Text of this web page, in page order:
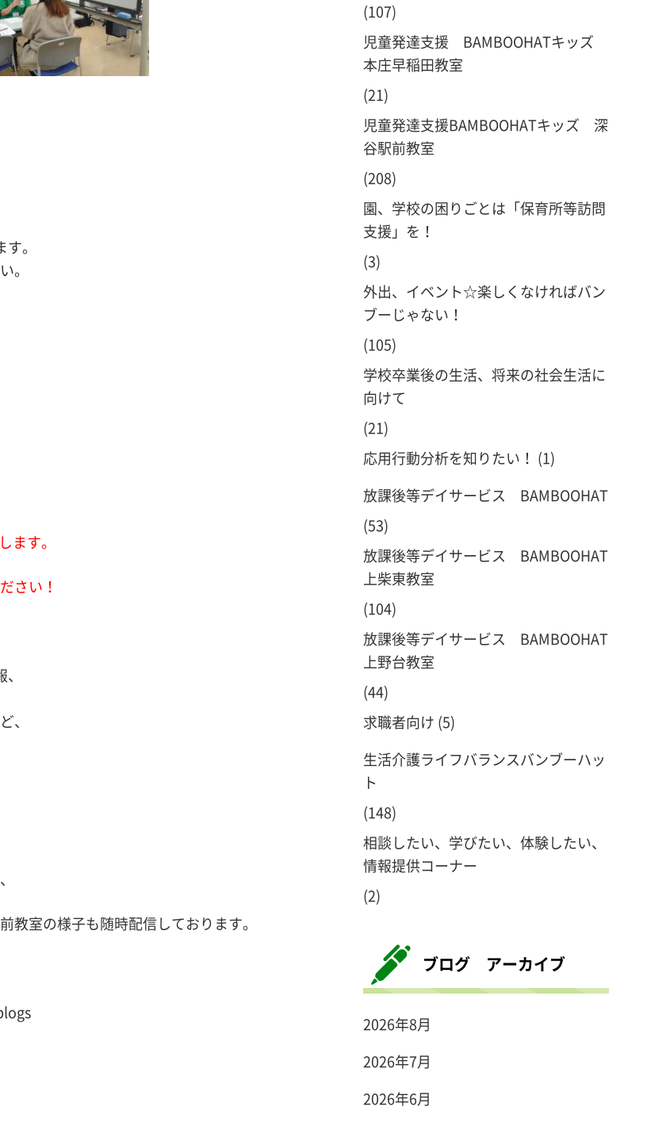
。
。
ます。
さい！
、
室の様子も随時配信しております。
(107)
児童発達支援 BAMBOOHATキッズ
本庄早稲田教室
(21)
児童発達支援BAMBOOHATキッズ 深
谷駅前教室
(208)
園、学校の困りごとは「保育所等訪問
支援」を！
(3)
外出、イベント☆楽しくなければバン
ブーじゃない！
(105)
学校卒業後の生活、将来の社会生活に
向けて
(21)
応用行動分析を知りたい！ (1)
放課後等デイサービス BAMBOOHAT
(53)
放課後等デイサービス BAMBOOHAT
上柴東教室
(104)
放課後等デイサービス BAMBOOHAT
上野台教室
(44)
求職者向け (5)
生活介護ライフバランスバンブーハッ
ト
(148)
相談したい、学びたい、体験したい、
情報提供コーナー
(2)
ブログ アーカイブ
2026年8月
2026年7月
2026年6月